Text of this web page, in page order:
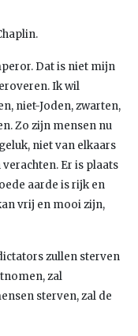
Dat is niet mijn
Ik wil
niet-Joden, zwarten,
Zo zijn mensen nu
niet van elkaars
Er is plaats
aarde is rijk en
vrij en mooi zijn,
zullen sterven
zal
sterven, zal de